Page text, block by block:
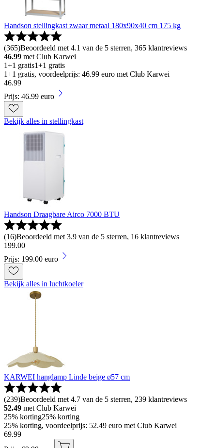
Handson stellingkast zwaar metaal 180x90x40 cm 175 kg
(365)Beoordeeld met 4.1 van de 5 sterren, 365 klantreviews
46.99 met Club Karwei
1+1 gratis1+1 gratis
1+1 gratis, voordeelprijs: 46.99 euro met Club Karwei
46.99
Prijs: 46.99 euro
Bekijk alles in stellingkast
Handson Draagbare Airco 7000 BTU
(16)Beoordeeld met 3.9 van de 5 sterren, 16 klantreviews
199.00
Prijs: 199.00 euro
Bekijk alles in luchtkoeler
KARWEI hanglamp Linde beige ø57 cm
(239)Beoordeeld met 4.7 van de 5 sterren, 239 klantreviews
52.49 met Club Karwei
25% korting25% korting
25% korting, voordeelprijs: 52.49 euro met Club Karwei
69.99